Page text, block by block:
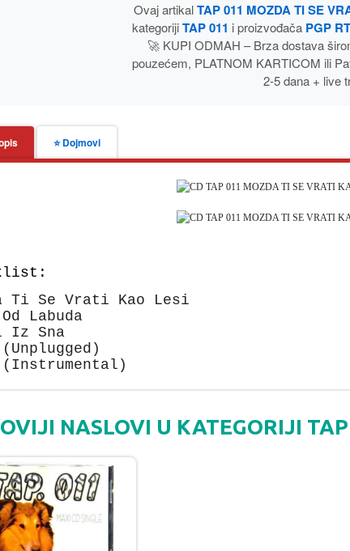
Ovaj artikalTAP 011 MOZDA TI SE
kategorijiTAP 011 i proizvođača PGP
🚀 KUPI ODMAH – Brza dostava
pouzećem, PLATNOM KARTICOM ili
2-5 dana + live
⭐ Dojmovi
Ti Se Vrati Kao Lesi
Labuda
Iz Sna
NASLOVI U KATEGORIJI